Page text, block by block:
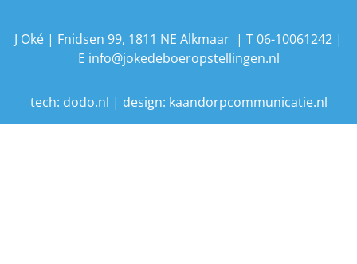
J Oké | Fnidsen 99, 1811 NE Alkmaar | T 06-10061242 |
E info@jokedeboeropstellingen.nl
tech: dodo.nl | design: kaandorpcommunicatie.nl